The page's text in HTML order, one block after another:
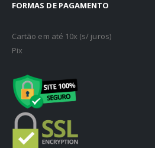
FORMAS DE PAGAMENTO
Cartão em até 10x (s/ juros)
Pix